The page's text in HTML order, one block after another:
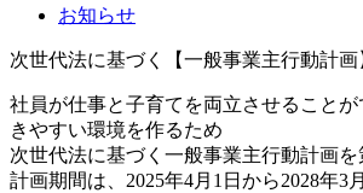
お知らせ
次世代法に基づく【一般事業主行動計画
社員が仕事と子育てを両立させること
きやすい環境を作るため
次世代法に基づく一般事業主行動計画を
計画期間は、2025年4月1日から2028年3